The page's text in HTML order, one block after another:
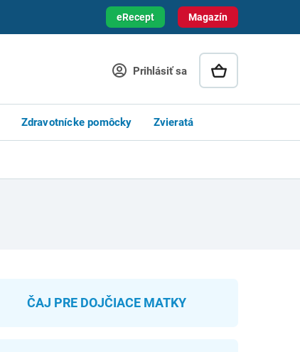
Magazín
eRecept
Prihlásiť sa
Zdravotnícke pomôcky Zvieratá
ČAJ PRE DOJČIACE MATKY